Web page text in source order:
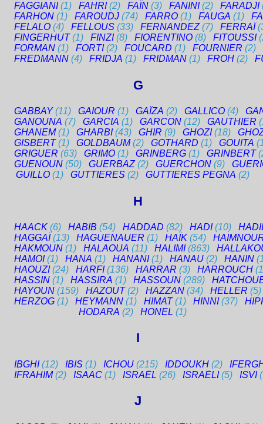
FAGGIANI (1) FAHRI (2) FAÏN (3) FANINI (2) FARADJI
FARHON (1) FAROUDJ (74) FARRO (1) FAUGA (1)
FELALO (4) FELLOUS (33) FERNANDEZ (7) FERRAÏ
FINGERHUT (1) FINZI (8) FIORENTINO (8) FITOUSSI
FORMAN (1) FORTI (2) FOUCARD (1) FOURNIER (2)
FREDMANN (4) FRIDJA (1) FRIDMAN (1) FROH (2)
G
GABBAY (11) GAIOUR (1) GAÏZA (2) GALLICO (4)
GANOUNA (7) GARCIA (1) GARCON (12) GAUTHIER
GHANEM (1) GHARBI (43) GHIR (9) GHOZI (18)
GISBERT (1) GOLDBAUM (2) GOTHARD (1) GOUITA
GRIGUER (63) GRIMO (1) GRINBERG (1) GRINBERT
GUENOUN (50) GUERBAZ (2) GUERCHON (9)
GUILLO (1) GUTTIERES (2) GUTTIERES PEGNA (2)
H
HAACK (6) HABIB (54) HADDAD (82) HADI (10)
HAGGAÏ (13) HAGUENAUER (1) HAÏK (54)
HAKMOUN (1) HALAOUA (11) HALIMI (863)
HAMOI (1) HANA (1) HANANI (1) HANAU (2) HANIN
HAOUZI (24) HARFI (136) HARRAR (3) HARROUCH
HASSIN (1) HASSIRA (1) HASSOUN (289)
HAYOUN (159) HAZOUT (2) HAZZAN (34) HELLER (5)
HERZOG (1) HEYMANN (1) HIMAT (1) HINNI (37)
HODARA (2) HONEL (1)
I
IBGHI (12) IBIS (1) ICHOU (215) IDDOUKH (2)
IFRAHIM (2) ISAAC (1) ISRAËL (26) ISRAËLI (5) ISVI
J